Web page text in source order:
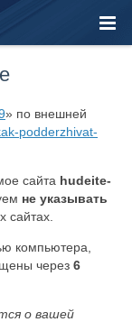
» по внешней
podderzhivat-
сайта hudeite-
не указывать
сайтах.
компьютера,
через 6
о вашей